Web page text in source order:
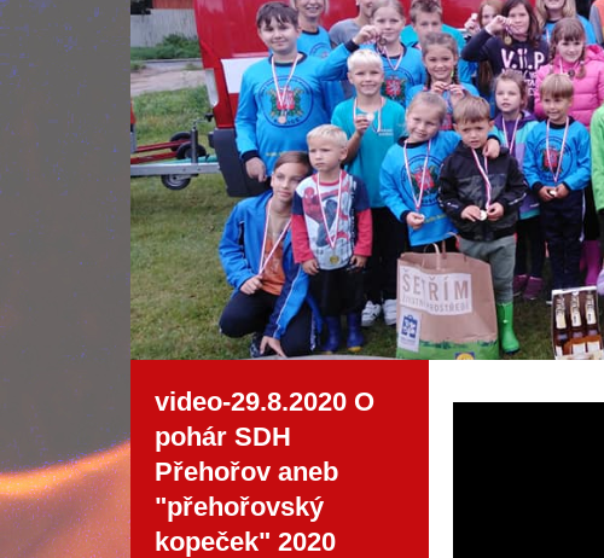
video-29.8.2020 O
pohár SDH
Přehořov aneb
"přehořovský
kopeček" 2020